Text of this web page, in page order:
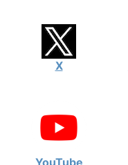
X
YouTube